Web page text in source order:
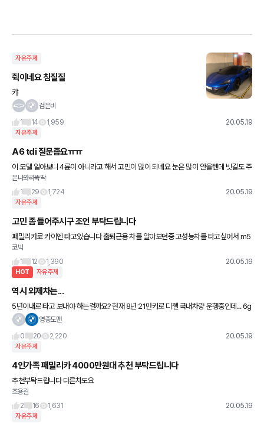
자유주제
쥑이네요 침질질
캬
검은비
1
14 1,959 20.05.19
자유주제
A6 tdi 질문좀요ㅠㅠ
이 모델 알아보니 4륜이 아니라고 해서 고민이 많이 되네요 눈은 많이 안올텐데 빗길도 주
위에서 위험하다고 해서요 4륜이랑 후륜차이 마니 날까요??
은나와라뚝딱
1
29 1,724 20.05.19
자유주제
고민 좀 들어주시구 조언 부탁드립니다
패밀리카로 카이엔 타고있습니다 출퇴근용 차를 알아보던중 고성능차를 타고싶어서 m5
e63 amg (주행거리얼마안된중고)를 한달째 알아보던중 출퇴근차인데 오버를 해가며
사야하나 생각이 들더군요 그래서
코빅
1
12 1,390 20.05.19
HOT 자유주제
역시 외제차는...
5년이내로 타고 보내야 하는걸까요? 현재 8년 21만키로 디젤 국내차량 운행중인데... 6g
t를 사고 세컨카를 같이 타면서 키로수 줄여서 10년은 타볼 계획이었는데 외제차는 이래
영종도맨
0
20 2,220 20.05.19
자유주제
4인가족 패밀리카 4000만원대 추천 부탁드립니다
추천부탁드립니다 다른차도요
조용길
2
16 1,631 20.05.19
자유주제